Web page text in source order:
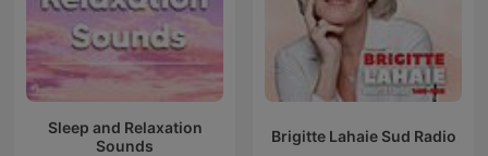
Sleep and Relaxation
Sounds
Brigitte Lahaie Sud Radio